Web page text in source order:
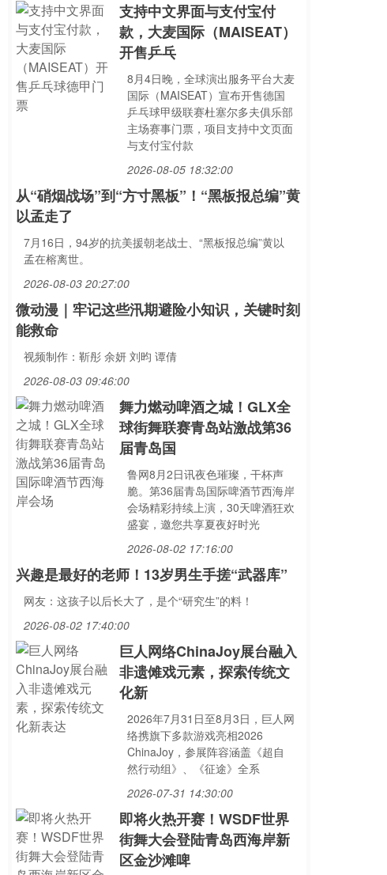
支持中文界面与支付宝付
款，大麦国际（MAISEAT）
开售乒乓
8月4日晚，全球演出服务平台大麦
国际（MAISEAT）宣布开售德国
乒乓球甲级联赛杜塞尔多夫俱乐部
主场赛事门票，项目支持中文页面
与支付宝付款
2026-08-05 18:32:00
从“硝烟战场”到“方寸黑板”！“黑板报总编”黄
以孟走了
7月16日，94岁的抗美援朝老战士、“黑板报总编”黄以
孟在榕离世。
2026-08-03 20:27:00
微动漫｜牢记这些汛期避险小知识，关键时刻
能救命
视频制作：靳彤 余妍 刘昀 谭倩
2026-08-03 09:46:00
舞力燃动啤酒之城！GLX全
球街舞联赛青岛站激战第36
届青岛国
鲁网8月2日讯夜色璀璨，干杯声
脆。第36届青岛国际啤酒节西海岸
会场精彩持续上演，30天啤酒狂欢
盛宴，邀您共享夏夜好时光
2026-08-02 17:16:00
兴趣是最好的老师！13岁男生手搓“武器库”
网友：这孩子以后长大了，是个“研究生”的料！
2026-08-02 17:40:00
巨人网络ChinaJoy展台融入
非遗傩戏元素，探索传统文
化新
2026年7月31日至8月3日，巨人网
络携旗下多款游戏亮相2026
ChinaJoy，参展阵容涵盖《超自
然行动组》、《征途》全系
2026-07-31 14:30:00
即将火热开赛！WSDF世界
街舞大会登陆青岛西海岸新
区金沙滩啤